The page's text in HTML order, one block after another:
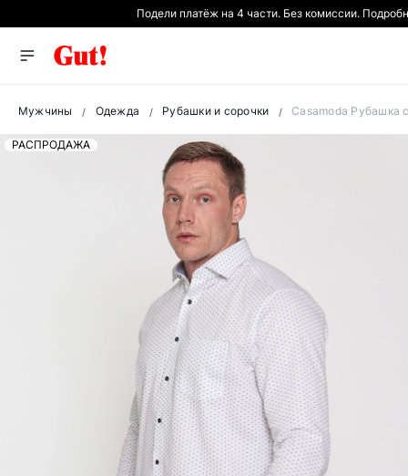
Подели платёж на 4 части. Без комиссии.
Мужчины Одежда Рубашки и сорочки Casamoda Рубашка
РАСПРОДАЖА